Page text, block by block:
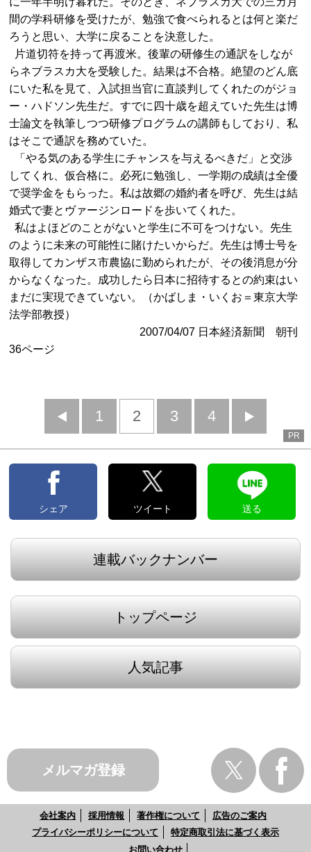
間の学科研修を受けたが、勉強で食べられるとは何と楽だ
ろうと思い、大学に戻ることを決意した。
片道切符を持って再渡米。後輩の研修生の通訳をしなが
らネブラスカ大を受験した。結果は不合格。絶望のどん底
にいた私を見て、入試担当官に直談判してくれたのがジョ
ー・ハドソン先生だ。すでに四十歳を超えていた先生は博
士論文を執筆しつつ研修プログラムの講師もしており、私
はそこで通訳を務めていた。
「やる気のある学生にチャンスを与えるべきだ」と交渉
してくれ、仮合格に。必死に勉強し、一学期の成績は全優
で奨学金をもらった。私は故郷の婚約者を呼び、先生は結
婚式で妻とヴァージンロードを歩いてくれた。
私はよほどのことがないと学生に不可をつけない。先生
のように未来の可能性に賭けたいからだ。先生は博士号を
取得してカンザス市農協に勤められたが、その後消息が分
からなくなった。成功したら日本に招待するとの約束はい
まだに実現できていない。（かばしま・いくお＝東京大学
法学部教授）
2007/04/07 日本経済新聞 朝刊
36ページ
前
へ
1 2 3 4
へ
PR
シェア ツイート 送る
連載バックナンバー
トップページ
人気記事
メルマガ登録
会社案内 採用情報 著作権について
広告のご案内
プライバシーポリシーについて
特定商取引法に基づく表示
お問い合わせ